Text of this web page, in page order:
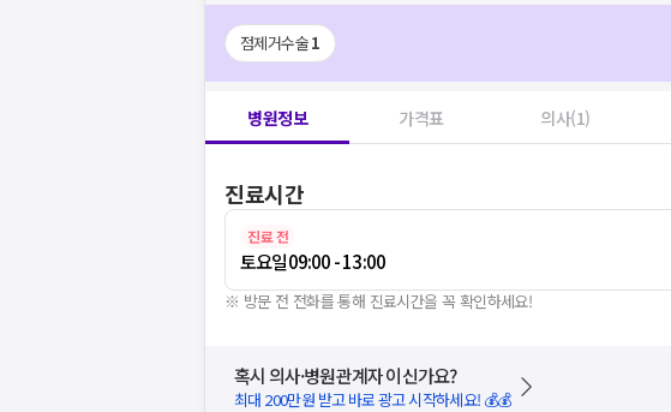
점제거수술1
병원정보 가격표 의사(1)
진료시간
진료 전
토요일09:00 - 13:00
※ 방문 전 전화를 통해 진료시간을 꼭 확인하세요!
혹시 의사·병원관계자 이신가요?
최대 200만원 받고 바로 광고 시작하세요! 💰💰